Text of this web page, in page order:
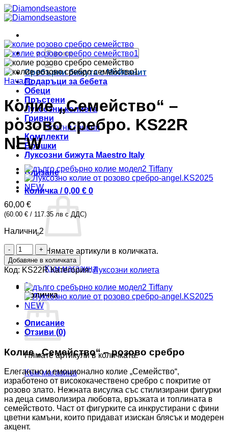
Skip
to
Търсене
за:
Сребърни бижута с Мойсанит
Подаръци за бебета
Обеци
Пръстени
Луксозни колиета
Гривни
Златни гривни
Комплекти
Брошки
Луксозни бижута Maestro Italy
Влизане
Количка /0,00 € 0
Нямате артикули в количката.
Към магазина
0
Количка
Нямате артикули в количката.
Към магазина
Начало
Колие „Семейство“ –
розово сребро. KS22R
NEW
60,00 €
(60.00 € / 117.35 лв с ДДС)
Налични 2
количество
за
Колие
„Семейство“
–
розово
сребро.
KS22R
NEW
Добавяне в количката
Код: KS22R Категория:Луксозни колиета
Описание
Отзиви (0)
Колие „Семейство“ – розово сребро
Елегантно и емоционално колие „Семейство“,
изработено от висококачествено сребро с покритие от
розово злато. Нежната висулка със стилизирани фигурки
на деца символизира любовта, връзката и топлината в
семейството. Част от фигурките са инкрустирани с фини
цветни камъни, които придават изискан блясък и модерен
акцент.